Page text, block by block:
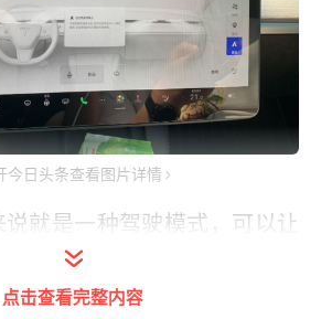
今日头条查看图片详情
就是一种驾驶模式，可以让
流通，并且设置较为合适的温
持车内的灯光、播放音乐等，
点击查看完整内容